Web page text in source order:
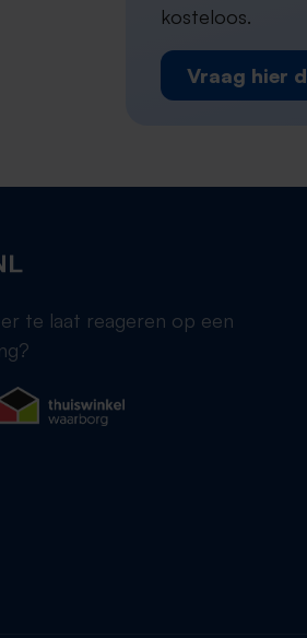
kosteloos.
Vraag hier
te laat reageren op een